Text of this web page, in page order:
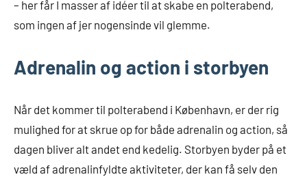
– her får I masser af idéer til at skabe en polterabend,
som ingen af jer nogensinde vil glemme.
Adrenalin og action i storbyen
Når det kommer til polterabend i København, er der rig
mulighed for at skrue op for både adrenalin og action, så
dagen bliver alt andet end kedelig. Storbyen byder på et
væld af adrenalinfyldte aktiviteter, der kan få selv den